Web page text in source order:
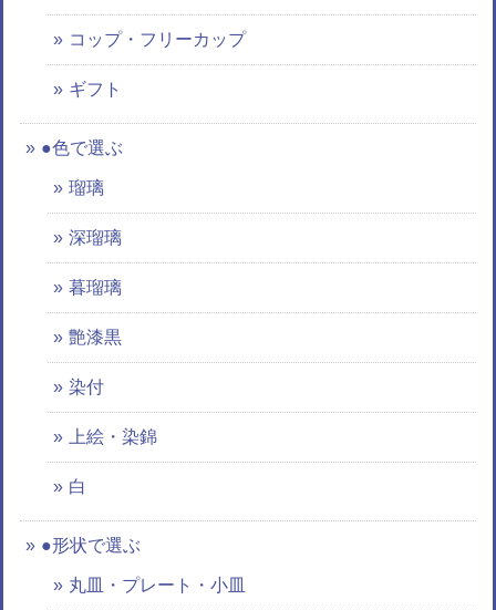
コップ・フリーカップ
ギフト
●色で選ぶ
瑠璃
深瑠璃
暮瑠璃
艶漆黒
染付
上絵・染錦
白
●形状で選ぶ
丸皿・プレート・小皿